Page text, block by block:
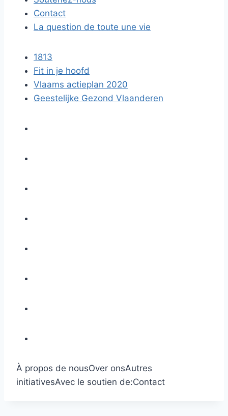
Contact
La question de toute une vie
1813
Fit in je hoofd
Vlaams actieplan 2020
Geestelijke Gezond Vlaanderen
À propos de nousOver onsAutres
initiativesAvec le soutien de:Contact